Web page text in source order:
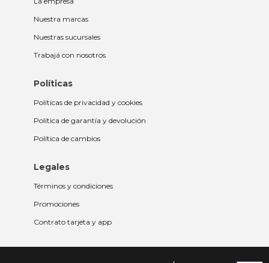
Nuestra marcas
Nuestras sucursales
Trabajá con nosotros
Políticas
Políticas de privacidad y cookies
Política de garantía y devolución
Política de cambios
Legales
Términos y condiciones
Promociones
Contrato tarjeta y app